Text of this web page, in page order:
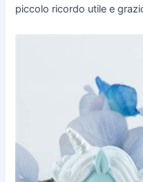
piccolo ricordo utile e